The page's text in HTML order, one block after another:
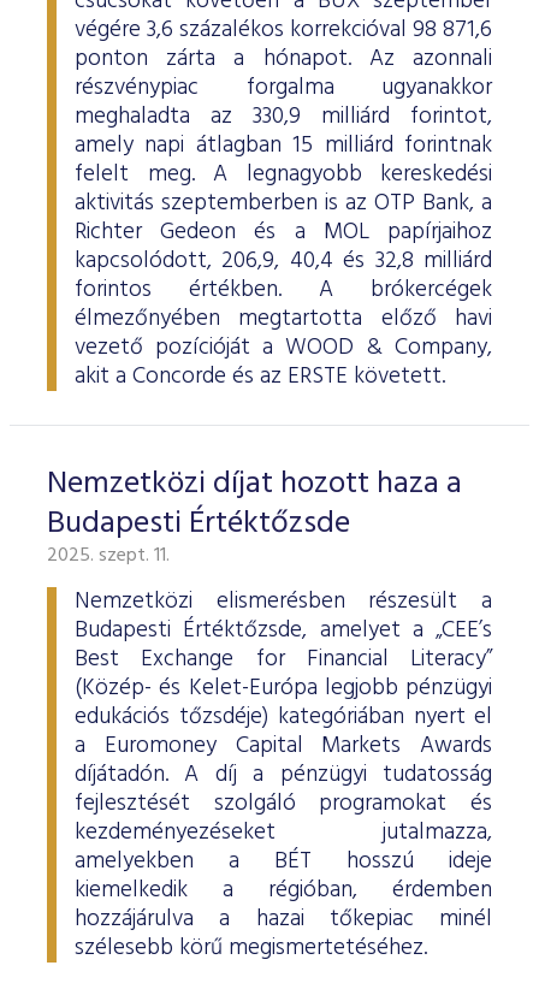
ESG Útmutató
végére 3,6 százalékos korrekcióval 98 871,6
ponton zárta a hónapot. Az azonnali
részvénypiac forgalma ugyanakkor
meghaladta az 330,9 milliárd forintot,
amely napi átlagban 15 milliárd forintnak
felelt meg. A legnagyobb kereskedési
aktivitás szeptemberben is az OTP Bank, a
Richter Gedeon és a MOL papírjaihoz
kapcsolódott, 206,9, 40,4 és 32,8 milliárd
forintos értékben. A brókercégek
élmezőnyében megtartotta előző havi
vezető pozícióját a WOOD & Company,
akit a Concorde és az ERSTE követett.
Nemzetközi díjat hozott haza a
Budapesti Értéktőzsde
2025. szept. 11.
Nemzetközi elismerésben részesült a
Budapesti Értéktőzsde, amelyet a „CEE’s
Best Exchange for Financial Literacy”
(Közép- és Kelet-Európa legjobb pénzügyi
edukációs tőzsdéje) kategóriában nyert el
a Euromoney Capital Markets Awards
díjátadón. A díj a pénzügyi tudatosság
fejlesztését szolgáló programokat és
kezdeményezéseket jutalmazza,
amelyekben a BÉT hosszú ideje
kiemelkedik a régióban, érdemben
hozzájárulva a hazai tőkepiac minél
szélesebb körű megismertetéséhez.